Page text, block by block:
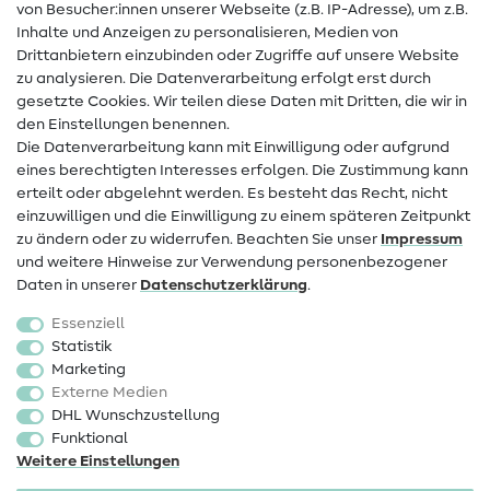
Hilfe & Kontakt
Kontakt
Infos zum Betreiberwechsel
Widerrufsrecht
Beliebt
Stoffe
Sale
Schnittmuster
von Besucher:innen unserer Webseite (z.B. IP-Adresse), um z.B.
Inhalte und Anzeigen zu personalisieren, Medien von
Drittanbietern einzubinden oder Zugriffe auf unsere Website
zu analysieren. Die Datenverarbeitung erfolgt erst durch
gesetzte Cookies. Wir teilen diese Daten mit Dritten, die wir in
den Einstellungen benennen.
Die Datenverarbeitung kann mit Einwilligung oder aufgrund
eines berechtigten Interesses erfolgen. Die Zustimmung kann
erteilt oder abgelehnt werden. Es besteht das Recht, nicht
einzuwilligen und die Einwilligung zu einem späteren Zeitpunkt
zu ändern oder zu widerrufen. Beachten Sie unser Impressum
und weitere Hinweise zur Verwendung personenbezogener
Daten in unserer Daten­schutz­erklärung.
Essenziell
Statistik
Marketing
Externe Medien
DHL Wunschzustellung
Funktional
Weitere Einstellungen